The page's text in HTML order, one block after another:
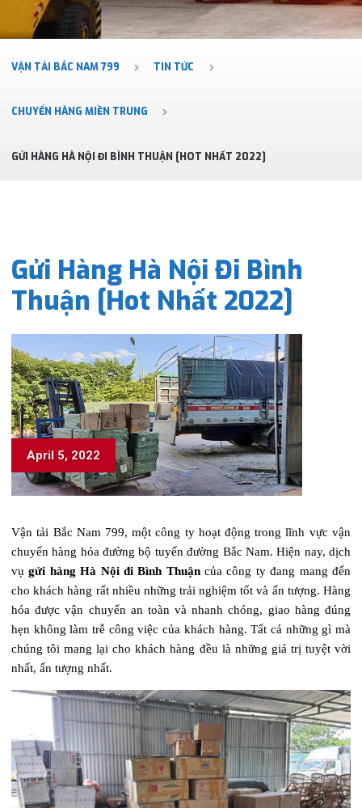
VẬN TẢI BẮC NAM 799 TIN TỨC
CHUYỂN HÀNG MIỀN TRUNG
GỬI HÀNG HÀ NỘI ĐI BÌNH THUẬN [HOT NHẤT 2022]
Gửi Hàng Hà Nội Đi Bình
Thuận [Hot Nhất 2022]
April 5, 2022
Vận tải Bắc Nam 799, một công ty hoạt động trong lĩnh vực vận
chuyển hàng hóa đường bộ tuyến đường Bắc Nam. Hiện nay, dịch
vụgửi hàng Hà Nội đi Bình Thuậncủa công ty đang mang đến
cho khách hàng rất nhiều những trải nghiệm tốt và ấn tượng. Hàng
hóa được vận chuyển an toàn và nhanh chóng, giao hàng đúng
hẹn không làm trễ công việc của khách hàng. Tất cả những gì mà
chúng tôi mang lại cho khách hàng đều là những giá trị tuyệt vời
nhất, ấn tượng nhất.